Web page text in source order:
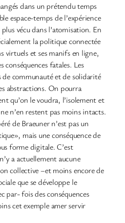
dans un prétendu temps
espace-temps de l’expérience
vécu dans l’atomisation. En
la politique connectée
virtuels et ses manifs en ligne,
conséquences fatales. Les
de communauté et de solidarité
abstractions. On pourra
qu’on le voudra, l’isolement et
n’en restent pas moins intacts.
de Braeuner n’est pas un
mais une conséquence de
forme digitale. C’est
a actuellement aucune
collective –et moins encore de
que se développe le
par- fois des conséquences
cet exemple amer servir